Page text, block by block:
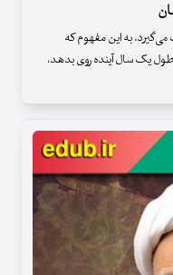
به این مفهوم که
طول یک سال آینده روی بدهد،